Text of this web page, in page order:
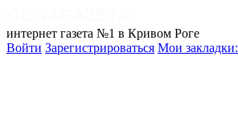
интернет газета №1 в Кривом Роге
Войти Зарегистрироваться Мои закладки: